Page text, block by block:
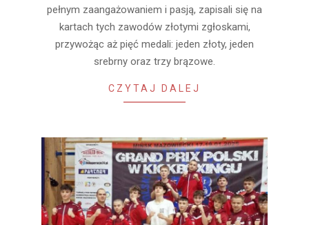
pełnym zaangażowaniem i pasją, zapisali się na
kartach tych zawodów złotymi zgłoskami,
przywożąc aż pięć medali: jeden złoty, jeden
srebrny oraz trzy brązowe.
CZYTAJ DALEJ